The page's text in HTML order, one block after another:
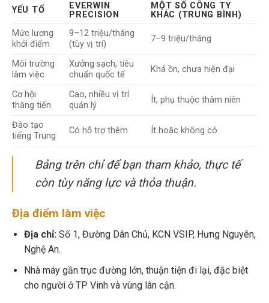
YẾU TỐ
EVERWIN
PRECISION
MỘT SỐ CÔNG TY
KHÁC (TRUNG BÌNH)
Mức lương
khởi điểm
9–12 triệu/tháng
(tùy vị trí)
7–9 triệu/tháng
Môi trường
làm việc
Xưởng sạch, tiêu
chuẩn quốc tế
Khá ồn, chưa hiện đại
Cơ hội
thăng tiến
Cao, nhiều vị trí
quản lý
Ít, phụ thuộc thâm niên
Đào tạo
tiếng Trung
Có hỗ trợ thêm Ít hoặc không có
Bảng trên chỉ để bạn tham khảo, thực tế
còn tùy năng lực và thỏa thuận.
Địa điểm làm việc
Địa chỉ: Số 1, Đường Dân Chủ, KCN VSIP, Hưng Nguyên,
Nghệ An.
Nhà máy gần trục đường lớn, thuận tiện đi lại, đặc biệt
cho người ở TP Vinh và vùng lân cận.